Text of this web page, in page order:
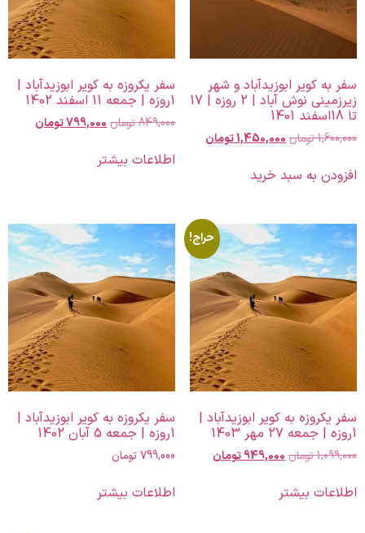
سفر به کویر ابوزیدآباد و شهر
زیرزمینی نوش آباد | 2 روزه | 17
تا 18اسفند 1401
1,600,000تومان1,450,000تومان
افزودن به سبد خرید
سفر یکروزه به کویر ابوزیدآباد |
1روزه | جمعه 11 اسفند 1402
849,000تومان799,000تومان
اطلاعات بیشتر
حراج!
سفر یکروزه به کویر ابوزیدآباد |
1روزه | جمعه 27 مهر 1403
1,099,000تومان949,000تومان
اطلاعات بیشتر
سفر یکروزه به کویر ابوزیدآباد |
1روزه | جمعه 5 آبان 1402
799,000 تومان
اطلاعات بیشتر